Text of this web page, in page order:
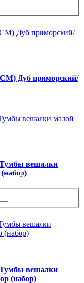
Дуб приморский/
вешалки
вешалки
(набор)